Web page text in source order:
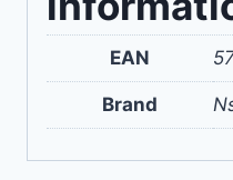
EAN
Brand